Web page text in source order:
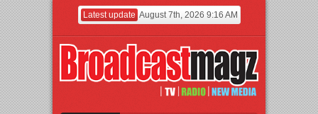
Latest update August 7th, 2026 9:16 AM